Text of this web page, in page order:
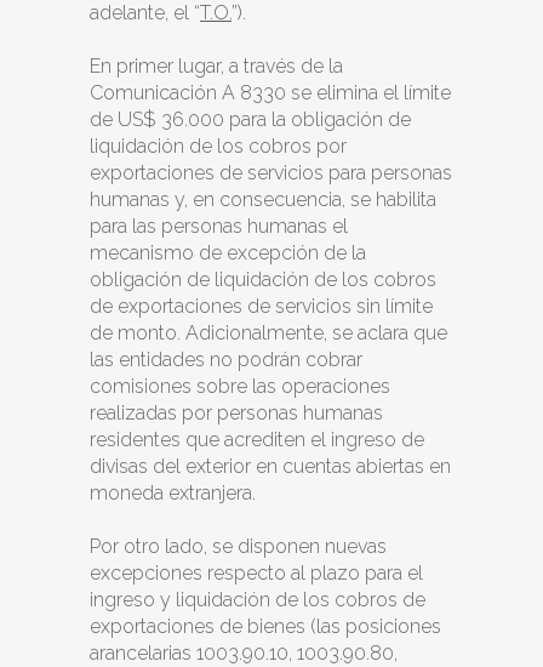
adelante, el “T.O.”).
En primer lugar, a través de la
Comunicación A 8330 se elimina el límite
de US$ 36.000 para la obligación de
liquidación de los cobros por
exportaciones de servicios para personas
humanas y, en consecuencia, se habilita
para las personas humanas el
mecanismo de excepción de la
obligación de liquidación de los cobros
de exportaciones de servicios sin límite
de monto. Adicionalmente, se aclara que
las entidades no podrán cobrar
comisiones sobre las operaciones
realizadas por personas humanas
residentes que acrediten el ingreso de
divisas del exterior en cuentas abiertas en
moneda extranjera.
Por otro lado, se disponen nuevas
excepciones respecto al plazo para el
ingreso y liquidación de los cobros de
exportaciones de bienes (las posiciones
arancelarias 1003.90.10, 1003.90.80,